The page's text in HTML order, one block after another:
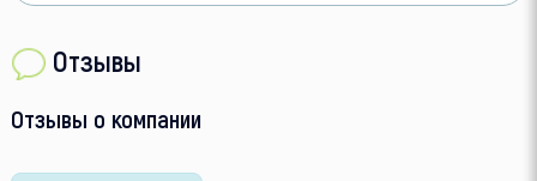
Отзывы
Отзывы о компании